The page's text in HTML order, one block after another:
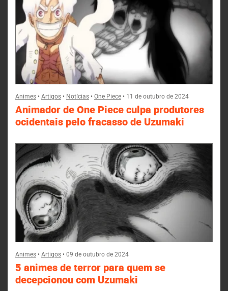
Animes•Artigos• Notícias•One Piece• 11 de outubro de 2024
Animador de One Piece culpa produtores
ocidentais pelo fracasso de Uzumaki
Animes•Artigos•09 de outubro de 2024
5 animes de terror para quem se
decepcionou com Uzumaki